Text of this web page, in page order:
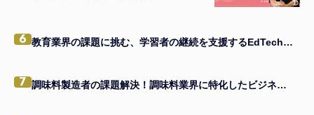
6 教育業界の課題に挑む、学習者の継続を支援するEdTechアプリの秘訣とは
7 調味料製造者の課題解決！調味料業界に特化したビジネスモデルの真髄